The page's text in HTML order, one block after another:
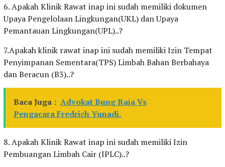
6. Apakah Klinik Rawat inap ini sudah memiliki dokumen
Upaya Pengelolaan Lingkungan(UKL) dan Upaya
Pemantauan Lingkungan(UPL)..?
7.Apakah klinik rawat inap ini sudah memiliki Izin Tempat
Penyimpanan Sementara(TPS) Limbah Bahan Berbahaya
dan Beracun (B3)..?
Baca Juga : Advokat Bung Raja Vs
Pengacara Fredrich Yunadi.
8. Apakah Klinik Rawat inap ini sudah memiliki Izin
Pembuangan Limbah Cair (IPLC)..?